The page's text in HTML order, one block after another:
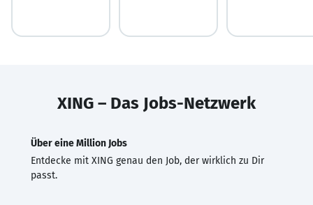
XING – Das Jobs-Netzwerk
Über eine Million Jobs
Entdecke mit XING genau den Job, der wirklich zu Dir
passt.